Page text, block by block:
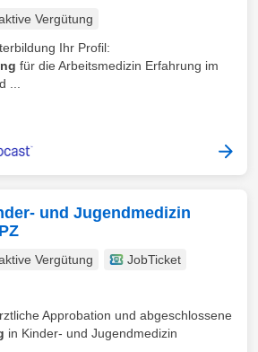
Vergütung
Ihr Profil:
für die Arbeitsmedizin Erfahrung im
...
und Jugendmedizin
Vergütung
JobTicket
Approbation und abgeschlossene
in Kinder- und Jugendmedizin